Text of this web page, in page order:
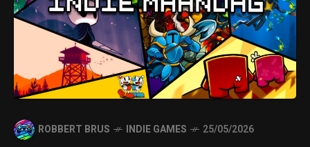
ROBBERT BRUS INDIE GAMES 25/05/2026